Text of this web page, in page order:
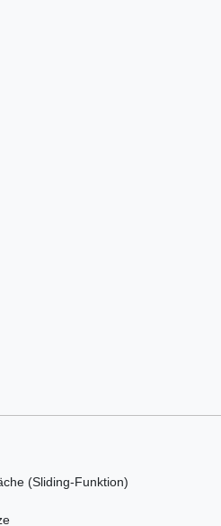
(Sliding-Funktion)